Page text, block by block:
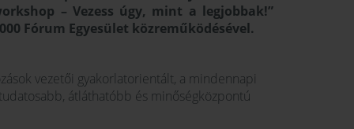
– Vezess úgy, mint a legjobbak!”
Fórum Egyesület közreműködésével.
vezetői gyakorlatorientált, a mindennapi
átláthatóbb és minőségközpontú